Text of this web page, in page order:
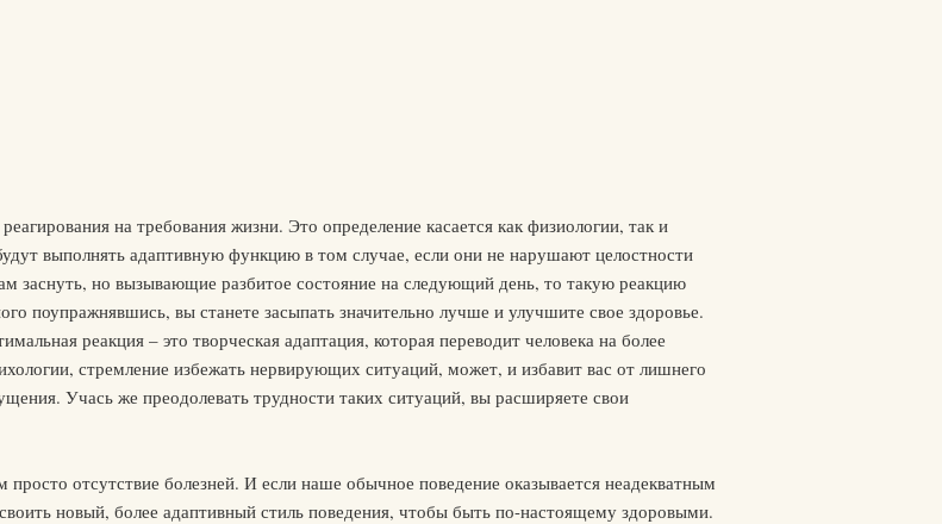
на требования жизни. Это определение касается как физиологии, так и
выполнять адаптивную функцию в том случае, если они не нарушают целостности
заснуть, но вызывающие разбитое состояние на следующий день, то такую реакцию
поупражнявшись, вы станете засыпать значительно лучше и улучшите свое здоровье.
реакция – это творческая адаптация, которая переводит человека на более
стремление избежать нервирующих ситуаций, может, и избавит вас от лишнего
Учась же преодолевать трудности таких ситуаций, вы расширяете свои
отсутствие болезней. И если наше обычное поведение оказывается неадекватным
новый, более адаптивный стиль поведения, чтобы быть по-настоящему здоровыми.